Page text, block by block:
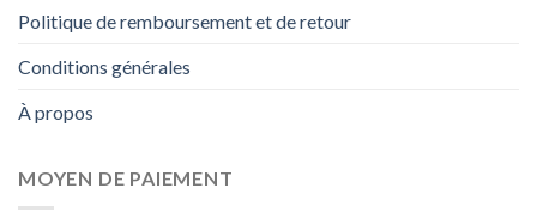
Politique de remboursement et de retour
Conditions générales
À propos
MOYEN DE PAIEMENT